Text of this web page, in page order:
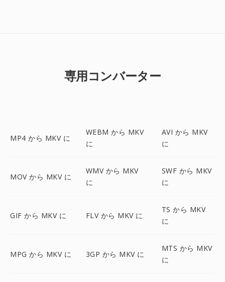
専用コンバーター
MP4 から MKV に
WEBM から MKV
に
AVI から MKV
に
MOV から MKV に
WMV から MKV
に
SWF から MKV
に
GIF から MKV に FLV から MKV に
TS から MKV
に
MPG から MKV に 3GP から MKV に
MTS から MKV
に